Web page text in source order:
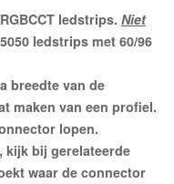
ledstrips. Niet
ledstrips met 60/96
breedte van de
maken van een profiel.
lopen.
kijk bij gerelateerde
waar de connector